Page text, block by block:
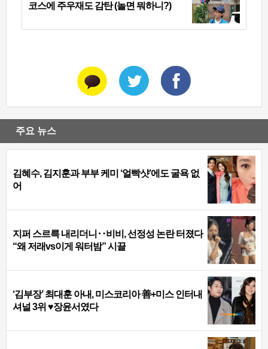
코스에 주우재도 감탄 (놀면 뭐하니?)
주요 뉴스
김혜수, 김지훈과 부부 케미 ‘얼빡샷’에도 굴욕 없
어
지퍼 스르륵 내리더니‥비비, 선정성 논란 터졌다
“왜 저래vs이게 워터밤” 시끌
‘김부장’ 최대훈 아내, 미스코리아 善+미스 인터내
셔널 3위 ♥장윤서였다